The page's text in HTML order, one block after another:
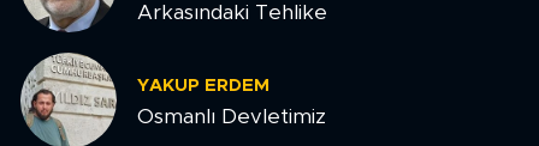
Arkasındaki Tehlike
YAKUP ERDEM
Osmanlı Devletimiz